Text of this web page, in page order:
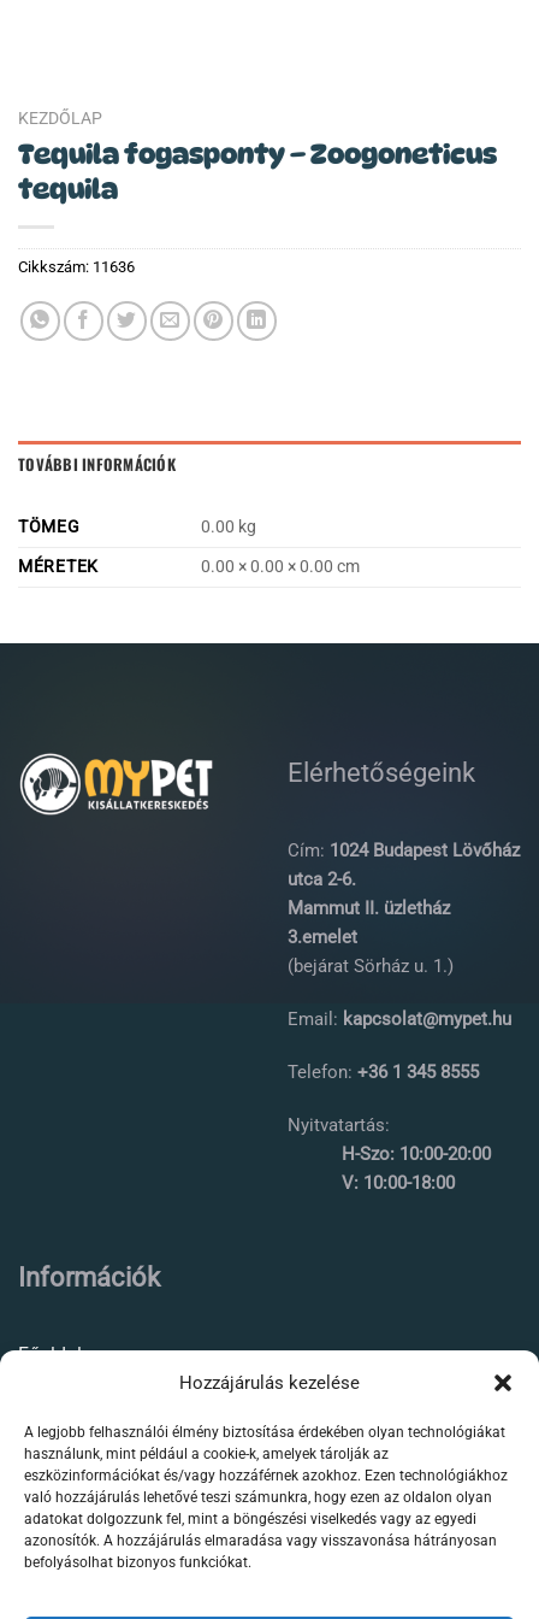
Hozzájárulás kezelése
A legjobb felhasználói élmény biztosítása érdekében olyan technológiákat
használunk, mint például a cookie-k, amelyek tárolják az
eszközinformációkat és/vagy hozzáférnek azokhoz. Ezen technológiákhoz
való hozzájárulás lehetővé teszi számunkra, hogy ezen az oldalon olyan
adatokat dolgozzunk fel, mint a böngészési viselkedés vagy az egyedi
azonosítók. A hozzájárulás elmaradása vagy visszavonása hátrányosan
befolyásolhat bizonyos funkciókat.
KEZDŐLAP
Tequila fogasponty – Zoogoneticus
tequila
Cikkszám: 11636
TOVÁBBI INFORMÁCIÓK
TÖMEG
0.00 kg
MÉRETEK
0.00 × 0.00 × 0.00 cm
Elérhetőségeink
Cím: 1024 Budapest Lövőház
utca 2-6.
Mammut II. üzletház
3.emelet
(bejárat Sörház u. 1.)
Email: kapcsolat@mypet.hu
Telefon: +36 1 345 8555
Nyitvatartás:
H-Szo: 10:00-20:00
V: 10:00-18:00
Információk
Főoldal
Élőállat kereskedés
Forgalmazott termékeink
Szaktanácsadás /